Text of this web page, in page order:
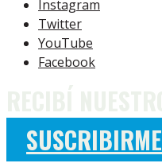
Instagram
Twitter
YouTube
Facebook
SUSCRIBIRME